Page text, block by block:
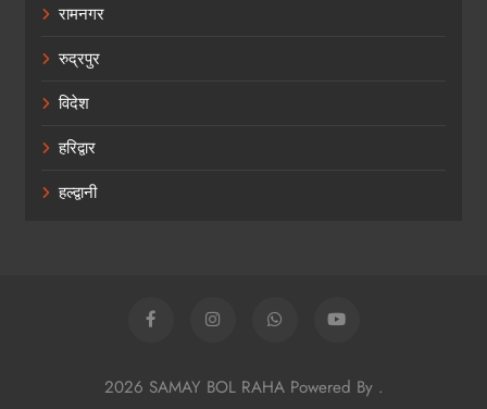
रामनगर
रुद्रपुर
विदेश
हरिद्वार
हल्द्वानी
2026 SAMAY BOL RAHA Powered By .